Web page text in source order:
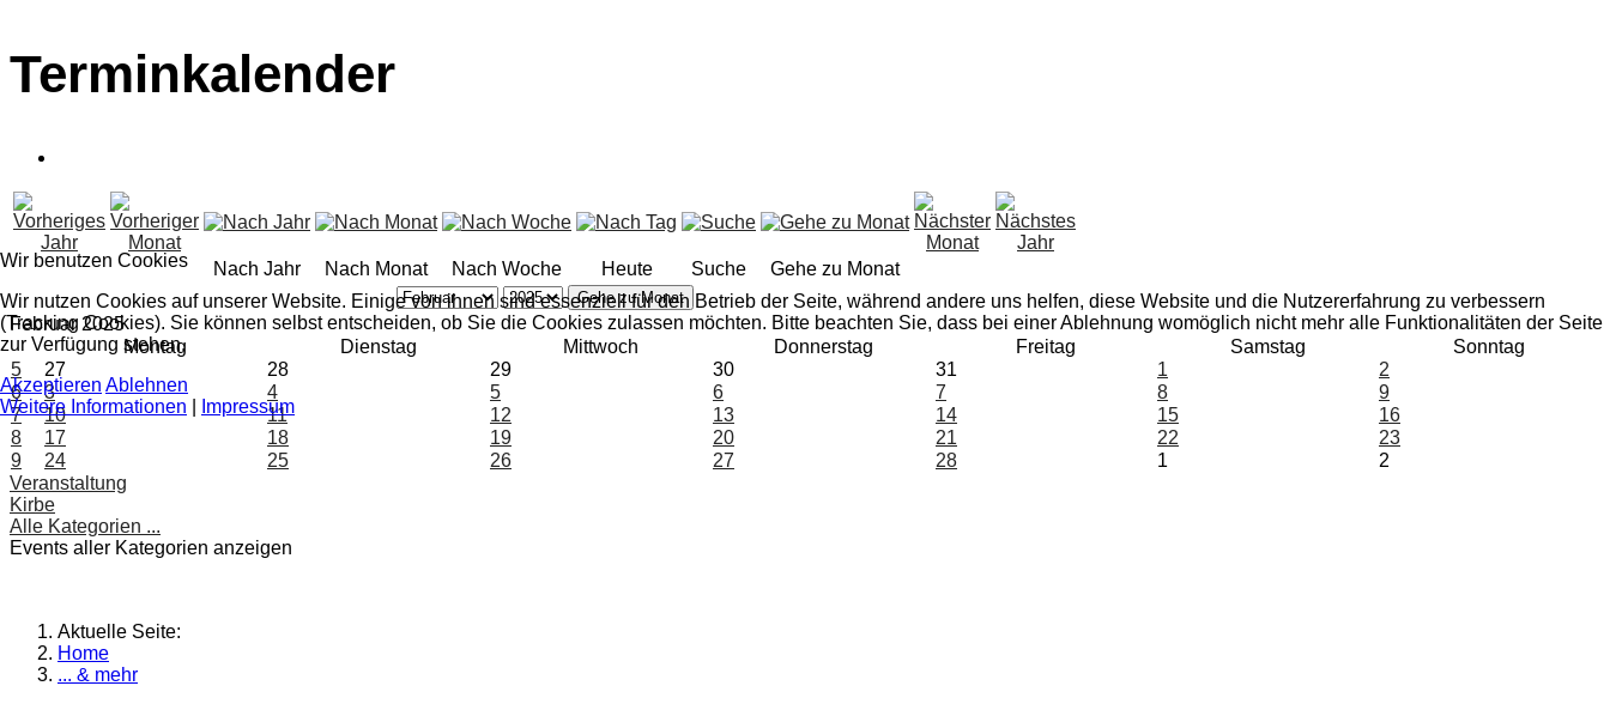
Terminkalender
Nach Jahr Nach Monat Nach Woche Heute Suche Gehe zu Monat
Gehe zu Monat
Februar 2025
Montag
Dienstag Mittwoch Donnerstag Freitag Samstag
Sonntag
5
27 28 29 30 31 1
2
6
3 4 5 6 7 8
9
7
10 11 12 13 14 15
16
8
17 18 19 20 21 22
23
9
24 25 26 27 28 1
2
Veranstaltung
Kirbe
Alle Kategorien ...
Events aller Kategorien anzeigen
Aktuelle Seite:
Home
... & mehr
Wir benutzen Cookies
Wir nutzen Cookies auf unserer Website. Einige von ihnen sind essenziell für den Betrieb der Seite, während andere uns helfen, diese Website und die Nutzererfahrung zu verbessern
(Tracking Cookies). Sie können selbst entscheiden, ob Sie die Cookies zulassen möchten. Bitte beachten Sie, dass bei einer Ablehnung womöglich nicht mehr alle Funktionalitäten der Seite
zur Verfügung stehen.
Akzeptieren Ablehnen
Weitere Informationen
Impressum